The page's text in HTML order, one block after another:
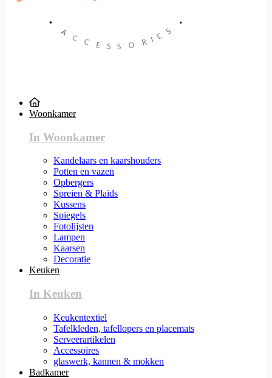
Woonkamer
In Woonkamer
Kandelaars en kaarshouders
Potten en vazen
Opbergers
Spreien & Plaids
Kussens
Spiegels
Fotolijsten
Lampen
Kaarsen
Decoratie
Keuken
In Keuken
Keukentextiel
Tafelkleden, tafellopers en placemats
Serveerartikelen
Accessoires
glaswerk, kannen & mokken
Badkamer